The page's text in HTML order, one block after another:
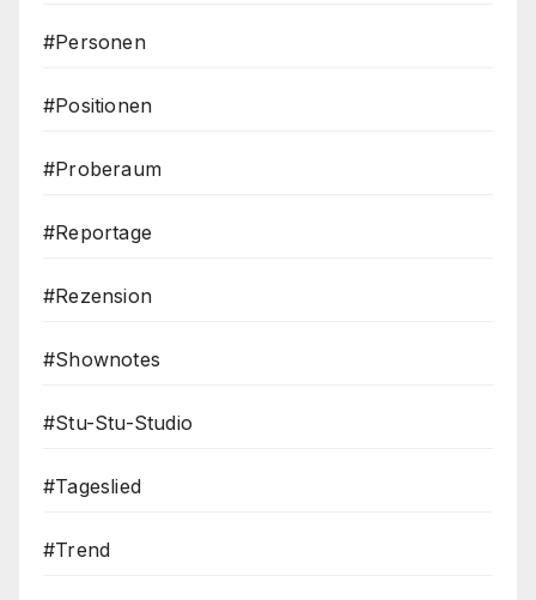
#Personen
#Positionen
#Proberaum
#Reportage
#Rezension
#Shownotes
#Stu-Stu-Studio
#Tageslied
#Trend